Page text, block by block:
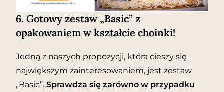
6.Gotowy zestaw „Basic” z
opakowaniem w kształcie choinki!
Jedną z naszych propozycji, która cieszy się
największym zainteresowaniem, jest zestaw
„Basic”.Sprawdza się zarówno w przypadku